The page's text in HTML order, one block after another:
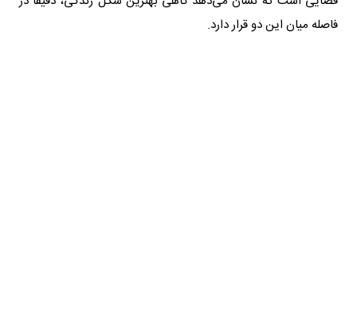
فاصله میان این دو قرار دارد.